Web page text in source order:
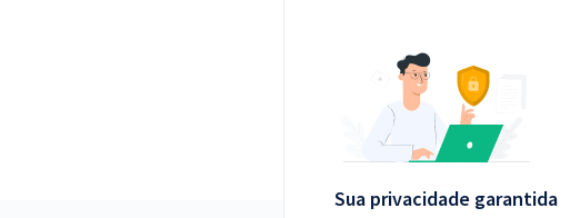
Sua privacidade garantida